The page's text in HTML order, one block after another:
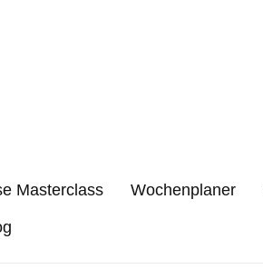
Masterclass Wochenplaner